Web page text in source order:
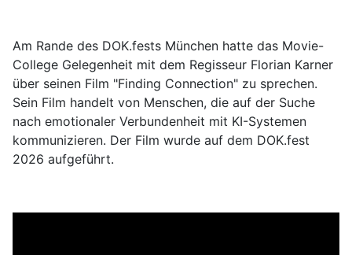
Am Rande des DOK.fests München hatte das Movie-
College Gelegenheit mit dem Regisseur Florian Karner
über seinen Film "Finding Connection" zu sprechen.
Sein Film handelt von Menschen, die auf der Suche
nach emotionaler Verbundenheit mit KI-Systemen
kommunizieren. Der Film wurde auf dem DOK.fest
2026 aufgeführt.